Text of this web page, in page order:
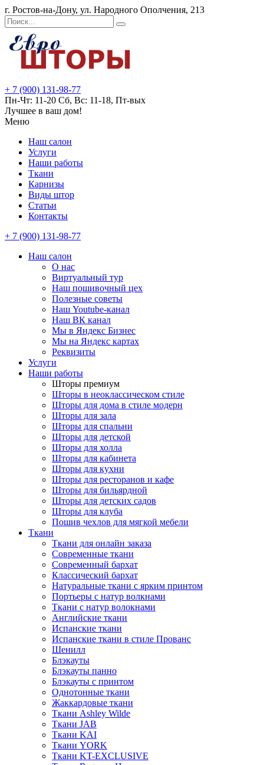
г. Ростов-на-Дону, ул. Народного Ополчения, 213
+ 7 (900) 131-98-77
Пн-Чт: 11-20 Сб, Вс: 11-18, Пт-вых
Лучшее в ваш дом!
Меню
Наш салон
Услуги
Наши работы
Ткани
Карнизы
Виды штор
Статьи
Контакты
+ 7 (900) 131-98-77
Наш салон
О нас
Виртуальный тур
Наш пошивочный цех
Полезные советы
Наш Youtube-канал
Наш ВК канал
Мы в Яндекс Бизнес
Мы на Яндекс картах
Реквизиты
Услуги
Наши работы
Шторы премиум
Шторы в неоклассическом стиле
Шторы для дома в стиле модерн
Шторы для зала
Шторы для спальни
Шторы для детской
Шторы для холла
Шторы для кабинета
Шторы для кухни
Шторы для ресторанов и кафе
Шторы для бильярдной
Шторы для детских садов
Шторы для клуба
Пошив чехлов для мягкой мебели
Ткани
Ткани для онлайн заказа
Современные ткани
Современный бархат
Классический бархат
Натуральные ткани с ярким принтом
Портьеры с натур волкнами
Ткани с натур волокнами
Английские ткани
Испанские ткани
Испанские ткани в стиле Прованс
Шенилл
Блэкауты
Блэкауты панно
Блэкауты с принтом
Однотонные ткани
Жаккардовые ткани
Ткани Ashley Wilde
Ткани JAB
Ткани KAI
Ткани YORK
Ткани KT-EXCLUSIVE